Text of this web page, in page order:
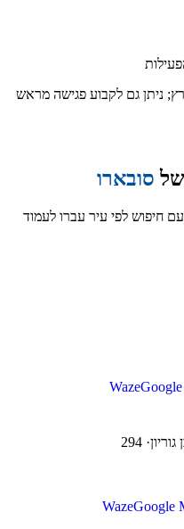
ניתן גם לקבוע פגישה מראש
של סובארו
חיפוש לפי עיר עברו לעמוד
·
294
Google